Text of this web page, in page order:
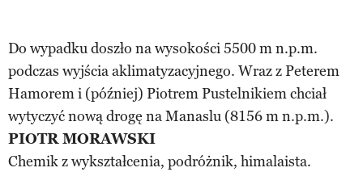
Do wypadku doszło na wysokości 5500 m n.p.m.
podczas wyjścia aklimatyzacyjnego. Wraz z Peterem
Hamorem i (później) Piotrem Pustelnikiem chciał
wytyczyć nową drogę na Manaslu (8156 m n.p.m.).
PIOTR MORAWSKI
Chemik z wykształcenia, podróżnik, himalaista.